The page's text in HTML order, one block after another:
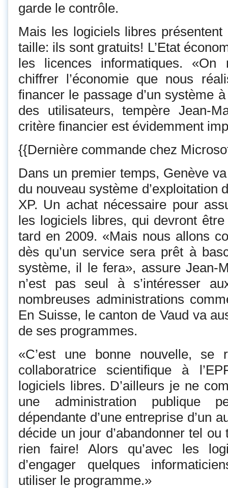
garde le contrôle.
Mais les logiciels libres
taille: ils sont gratuits! L’Etat
les licences informatiques.
chiffrer l’économie que nous
financer le passage d’un système
des utilisateurs, tempère Jean-
critère financier est évidemment
{{Dernière commande chez
Dans un premier temps, Genève
du nouveau système d’exploitation
XP. Un achat nécessaire pour
les logiciels libres, qui devront
tard en 2009. «Mais nous allons
dès qu’un service sera prêt à
système, il le fera», assure Jean-
n’est pas seul à s’intéresser
nombreuses administrations
En Suisse, le canton de Vaud va
de ses programmes.
«C’est une bonne nouvelle, se
collaboratrice scientifique à
logiciels libres. D’ailleurs je ne
une administration publique
dépendante d’une entreprise d’un
décide un jour d’abandonner tel
rien faire! Alors qu’avec les
d’engager quelques
utiliser le programme.»